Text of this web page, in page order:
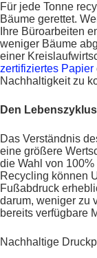
Für jede Tonne
Bäume gerettet.
Ihre Büroarbeiten
weniger Bäume
einer
zertifiziertes Papier
Nachhaltigkeit zu
Den
Das Verständnis
eine größere
die Wahl von
Recycling können
Fußabdruck
darum, weniger zu
bereits verfügbare
Nachhaltige